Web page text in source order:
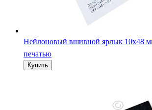
Нейлоновый вшивной ярлык 10х48
печатью